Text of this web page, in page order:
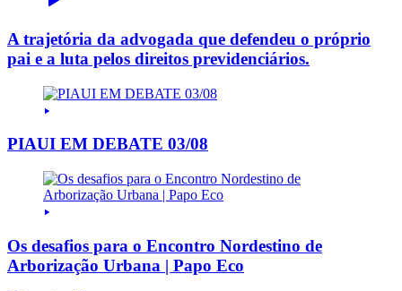
A trajetória da advogada que defendeu o próprio
pai e a luta pelos direitos previdenciários.
PIAUI EM DEBATE 03/08
Os desafios para o Encontro Nordestino de
Arborização Urbana | Papo Eco